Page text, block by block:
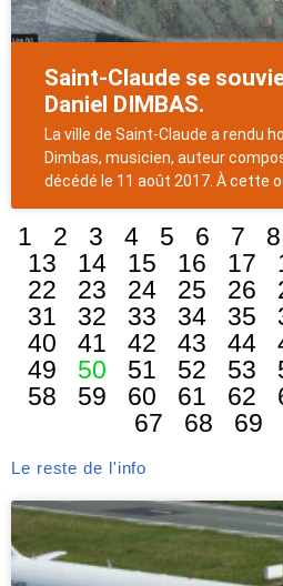
Saint-Claude se
Daniel DIMBAS.
La ville de Saint-Claude a rendu
Dimbas, musicien, auteur
décédé le 11 août 2017. À cette
1 2 3 4 5 6 7 8
13
14 15 16 17
22
23 24 25 26
31
32 33 34 35
40
41 42 43 44
49
50 51 52 53
58
59 60 61 62
67
68 69
Le reste de l'info